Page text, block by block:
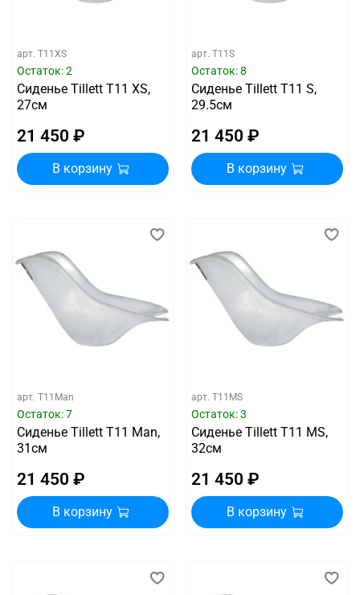
арт. T11XS
Остаток: 2
Сиденье Tillett T11 XS,
27см
21 450 ₽
В корзину
арт. T11S
Остаток: 8
Сиденье Tillett T11 S,
29.5см
21 450 ₽
В корзину
арт. T11Man
Остаток: 7
Сиденье Tillett T11 Man,
31см
21 450 ₽
В корзину
арт. T11MS
Остаток: 3
Сиденье Tillett T11 MS,
32см
21 450 ₽
В корзину